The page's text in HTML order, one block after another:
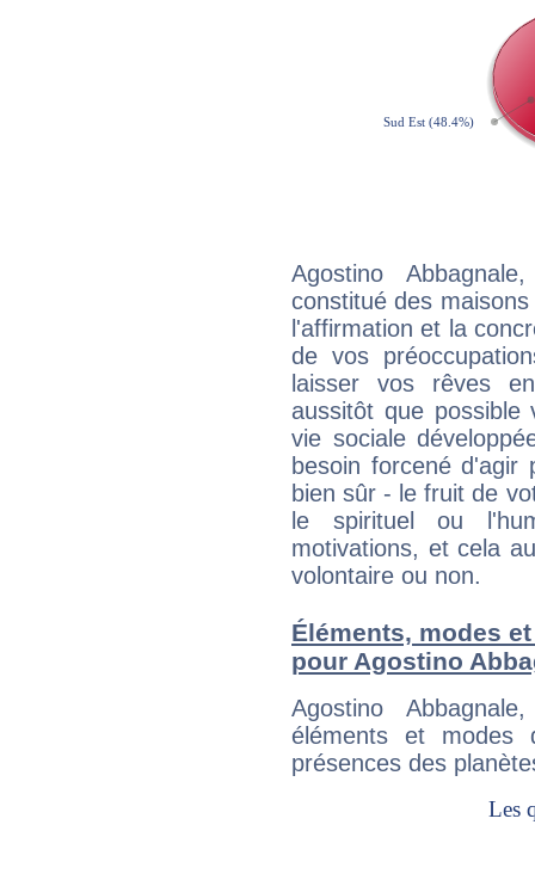
Agostino
constitué des
l'affirmation et la
de vos
laisser vos rêves
aussitôt que
vie sociale
besoin forcené
bien sûr - le fruit de
le spirituel ou
motivations, et cela
volontaire ou non.
Éléments, modes
pour Agostino
Agostino
éléments et modes
présences des